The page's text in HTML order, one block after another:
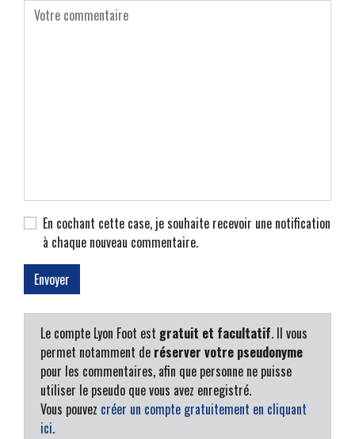
En cochant cette case, je souhaite recevoir une notification
à chaque nouveau commentaire.
Le compte Lyon Foot est gratuit et facultatif. Il vous
permet notamment de réserver votre pseudonyme
pour les commentaires, afin que personne ne puisse
utiliser le pseudo que vous avez enregistré.
Vous pouvez créer un compte gratuitement en cliquant
ici.